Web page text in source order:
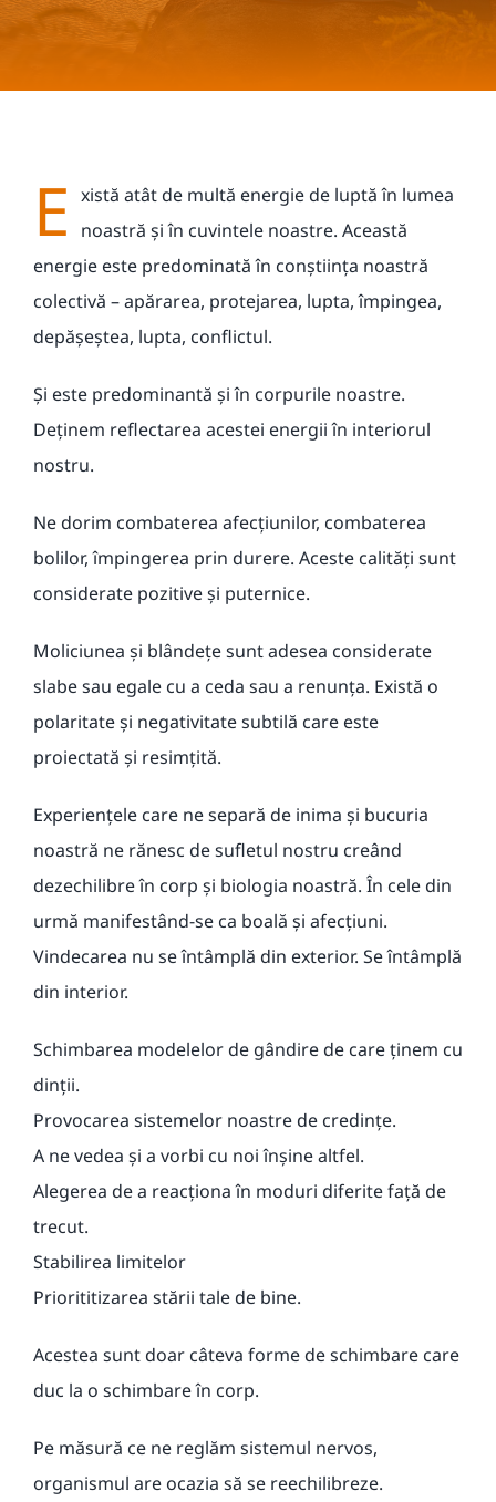
E xistă atât de multă energie de luptă în lumea
noastră și în cuvintele noastre. Această
energie este predominată în conștiința noastră
colectivă – apărarea, protejarea, lupta, împingea,
depășeștea, lupta, conflictul.
Și este predominantă și în corpurile noastre.
Deținem reflectarea acestei energii în interiorul
nostru.
Ne dorim combaterea afecțiunilor, combaterea
bolilor, împingerea prin durere. Aceste calități sunt
considerate pozitive și puternice.
Moliciunea și blândețe sunt adesea considerate
slabe sau egale cu a ceda sau a renunța. Există o
polaritate și negativitate subtilă care este
proiectată și resimțită.
Experiențele care ne separă de inima și bucuria
noastră ne rănesc de sufletul nostru creând
dezechilibre în corp și biologia noastră. În cele din
urmă manifestând-se ca boală și afecțiuni.
Vindecarea nu se întâmplă din exterior. Se întâmplă
din interior.
Schimbarea modelelor de gândire de care ținem cu
dinții.
Provocarea sistemelor noastre de credințe.
A ne vedea și a vorbi cu noi înșine altfel.
Alegerea de a reacționa în moduri diferite față de
trecut.
Stabilirea limitelor
Priorititizarea stării tale de bine.
Acestea sunt doar câteva forme de schimbare care
duc la o schimbare în corp.
Pe măsură ce ne reglăm sistemul nervos,
organismul are ocazia să se reechilibreze.